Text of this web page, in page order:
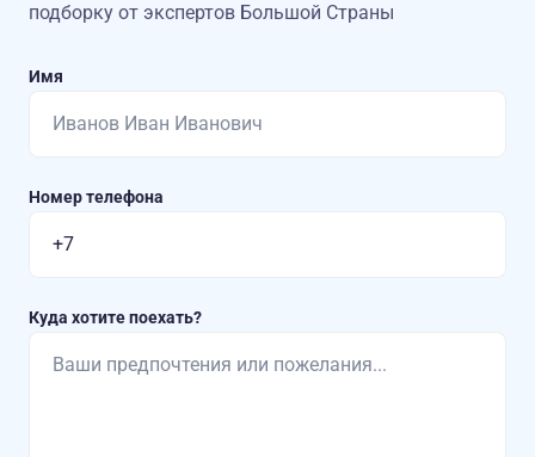
подборку от экспертов Большой Страны
Имя
Номер телефона
Куда хотите поехать?